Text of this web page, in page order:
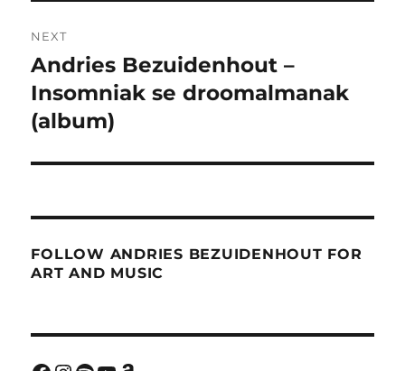
NEXT
Next
post:
Andries Bezuidenhout –
Insomniak se droomalmanak
(album)
FOLLOW ANDRIES BEZUIDENHOUT FOR
ART AND MUSIC